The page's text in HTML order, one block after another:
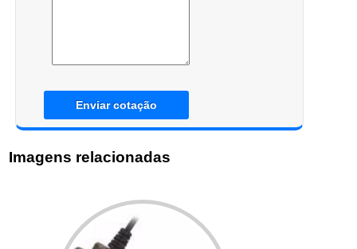
Enviar cotação
Imagens relacionadas